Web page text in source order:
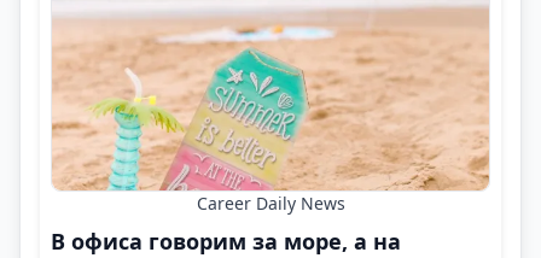
Career Daily News
В офиса говорим за море, а на